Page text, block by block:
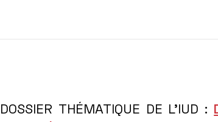
DOSSIER THÉMATIQUE DE L’IUD :